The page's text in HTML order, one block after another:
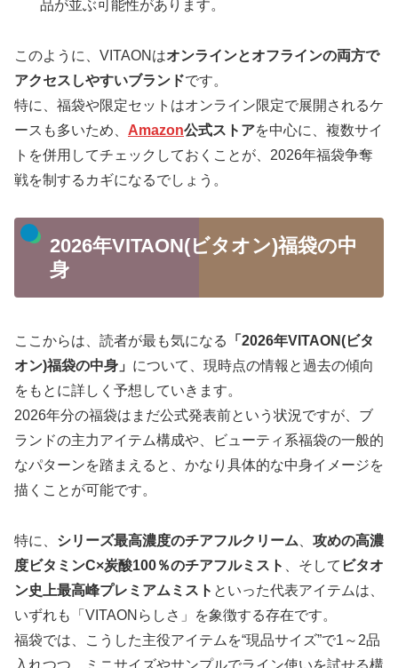
品が並ぶ可能性があります。
このように、VITAONはオンラインとオフラインの両方で
アクセスしやすいブランドです。
特に、福袋や限定セットはオンライン限定で展開されるケ
ースも多いため、 Amazon公式ストアを中心に、複数サイ
トを併用してチェックしておくことが、2026年福袋争奪
戦を制するカギになるでしょう。
2026年VITAON(ビタオン)福袋の中
身
ここからは、読者が最も気になる
「2026年VITAON(ビタ
オン)福袋の中身」 について、現時点の情報と過去の傾向
をもとに詳しく予想していきます。
2026年分の福袋はまだ公式発表前という状況ですが、ブ
ランドの主力アイテム構成や、ビューティ系福袋の一般的
なパターンを踏まえると、かなり具体的な中身イメージを
描くことが可能です。
特に、 シリーズ最高濃度のチアフルクリーム
攻めの高濃
度ビタミンC×炭酸100％のチアフルミスト
、そして ビタオ
ン史上最高峰プレミアムミスト といった代表アイテムは、
いずれも「VITAONらしさ」を象徴する存在です。
福袋では、こうした主役アイテムを“現品サイズ”で1～2品
入れつつ、ミニサイズやサンプルでライン使いを試せる構